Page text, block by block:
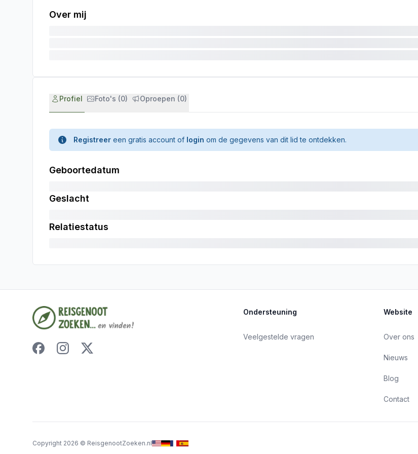
Over mij
Profiel Foto's (0) Oproepen (0)
Registreer een gratis account of login om de gegevens van dit lid te ontdekken.
Geboortedatum
Geslacht
Relatiestatus
Ondersteuning
Veelgestelde vragen
Website
Over ons
Nieuws
Blog
Contact
Copyright 2026 © ReisgenootZoeken.nl